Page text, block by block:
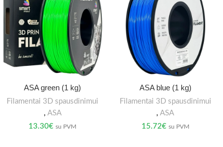
ASA green (1 kg)
Filamentai 3D spausdinimui
, ASA
13.30€ su PVM
ASA blue (1 kg)
Filamentai 3D spausdinimui
,ASA
15.72€ su PVM